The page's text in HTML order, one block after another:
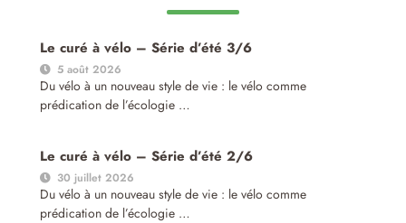
Le curé à vélo – Série d’été 3/6
5 août 2026
Du vélo à un nouveau style de vie : le vélo comme
prédication de l’écologie …
Le curé à vélo – Série d’été 2/6
30 juillet 2026
Du vélo à un nouveau style de vie : le vélo comme
prédication de l’écologie …